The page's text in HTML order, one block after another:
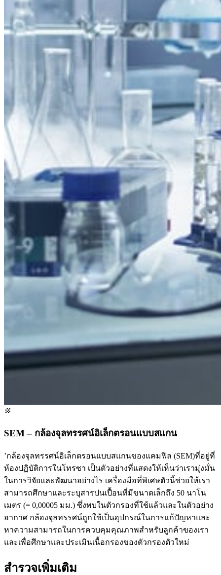
SEM – กล้องจุลทรรศน์อิเล็กตรอนแบบสแกน
’กล้องจุลทรรศน์อิเล็กตรอนแบบสแกนของแคมฟิล (SEM)ที่อยู่ที่
ห้องปฏิบัติการในโทรซา เป็นตัวอย่างที่แสดงให้เห็นว่าเรามุ่งมั่น
ในการวิจัยและพัฒนาอย่างไร เครื่องมือที่พิเศษตัวนี้ช่วยให้เรา
สามารถศึกษาและระบุสารปนเปื้อนที่มีขนาดเล็กถึง 50 นาโน
เมตร (= 0,00005 มม.) ซึ่งพบในตัวกรองที่ใช้แล้วและในตัวอย่าง
อากาศ กล้องจุลทรรศน์ถูกใช้เป็นอุปกรณ์ในการแก้ปัญหาและ
หาความสามารถในการควบคุมคุณภาพสำหรับลูกค้าของเรา
และเพื่อศึกษาและประเมินเนื้อกรองของตัวกรองตัวใหม่
สำรวจเพิ่มเติม